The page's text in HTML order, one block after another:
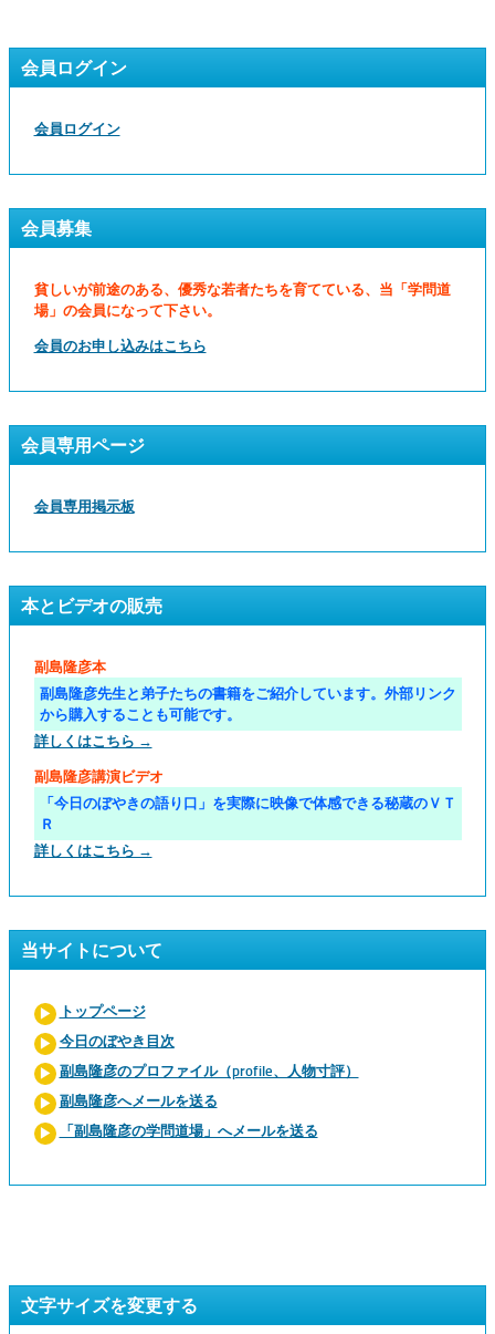
会員ログイン
会員ログイン
会員募集
貧しいが前途のある、優秀な若者たちを育てている、当「学問道
場」の会員になって下さい。
会員のお申し込みはこちら
会員専用ページ
会員専用掲示板
本とビデオの販売
副島隆彦本
副島隆彦先生と弟子たちの書籍をご紹介しています。外部リンク
から購入することも可能です。
詳しくはこちら →
副島隆彦講演ビデオ
「今日のぼやきの語り口」を実際に映像で体感できる秘蔵のＶＴ
Ｒ
詳しくはこちら →
当サイトについて
トップページ
今日のぼやき目次
副島隆彦のプロファイル（profile、人物寸評）
副島隆彦へメールを送る
「副島隆彦の学問道場」へメールを送る
文字サイズを変更する